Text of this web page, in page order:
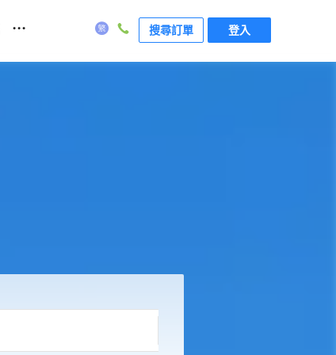
... 搜尋訂單 登入